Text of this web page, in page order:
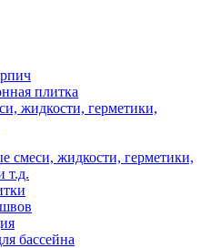
плитка
жидкости, герметики,
смеси, жидкости, герметики,
т.д.
бассейна